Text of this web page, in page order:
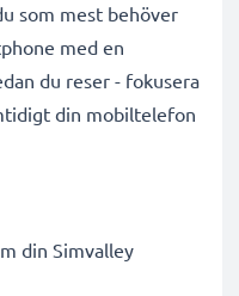
som mest behöver
med en
du reser - fokusera
din mobiltelefon
din Simvalley